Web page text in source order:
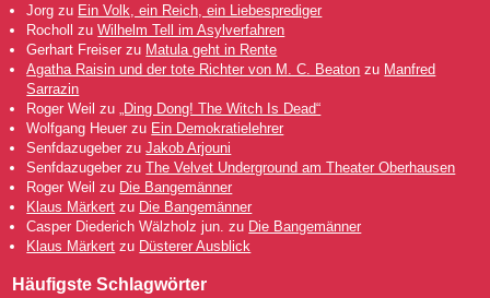
Jorg zu Ein Volk, ein Reich, ein Liebesprediger
Rocholl
zuWilhelm Tell im Asylverfahren
Gerhart Freiser zu Matula geht in Rente
Agatha Raisin und der tote Richter von M. C. Beaton zu Manfred
Sarrazin
Roger Weil zu
„Ding Dong! The Witch Is Dead“
Wolfgang Heuer zu Ein Demokratielehrer
Senfdazugeber zuJakob Arjouni
Senfdazugeber zuThe Velvet Underground am Theater Oberhausen
Roger Weil zu Die Bangemänner
Klaus Märkert zu Die Bangemänner
Casper Diederich Wälzholz jun. zu Die Bangemänner
Klaus Märkert zu Düsterer Ausblick
Häufigste Schlagwörter